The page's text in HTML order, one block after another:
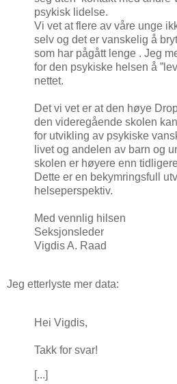
psykisk lidelse.
Vi vet at flere av våre unge
selv og det er vanskelig å
som har pågått lenge . Jeg
for den psykiske helsen å
nettet.
Det vi vet er at den høye
den videregående skolen
for utvikling av psykiske
livet og andelen av barn og
skolen er høyere enn
Dette er en bekymringsfull
helseperspektiv.
Med vennlig hilsen
Seksjonsleder
Vigdis A. Raad
Jeg etterlyste mer data:
Hei Vigdis,
Takk for svar!
[...]